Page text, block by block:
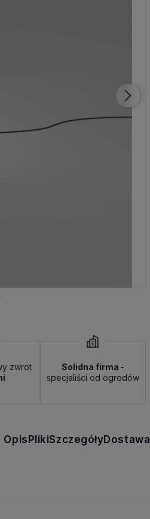
zwrot
Solidna firma -
specjaliści od ogrodów
Opis PlikiSzczegółyDostawa